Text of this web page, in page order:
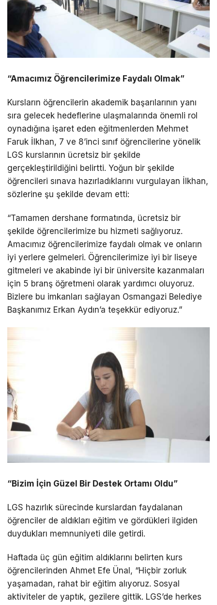
“Amacımız Öğrencilerimize Faydalı Olmak”
Kursların öğrencilerin akademik başarılarının yanı
sıra gelecek hedeflerine ulaşmalarında önemli rol
oynadığına işaret eden eğitmenlerden Mehmet
Faruk İlkhan, 7 ve 8’inci sınıf öğrencilerine yönelik
LGS kurslarının ücretsiz bir şekilde
gerçekleştirildiğini belirtti. Yoğun bir şekilde
öğrencileri sınava hazırladıklarını vurgulayan İlkhan,
sözlerine şu şekilde devam etti:
“Tamamen dershane formatında, ücretsiz bir
şekilde öğrencilerimize bu hizmeti sağlıyoruz.
Amacımız öğrencilerimize faydalı olmak ve onların
iyi yerlere gelmeleri. Öğrencilerimize iyi bir liseye
gitmeleri ve akabinde iyi bir üniversite kazanmaları
için 5 branş öğretmeni olarak yardımcı oluyoruz.
Bizlere bu imkanları sağlayan Osmangazi Belediye
Başkanımız Erkan Aydın’a teşekkür ediyoruz.”
“Bizim İçin Güzel Bir Destek Ortamı Oldu”
LGS hazırlık sürecinde kurslardan faydalanan
öğrenciler de aldıkları eğitim ve gördükleri ilgiden
duydukları memnuniyeti dile getirdi.
Haftada üç gün eğitim aldıklarını belirten kurs
öğrencilerinden Ahmet Efe Ünal, “Hiçbir zorluk
yaşamadan, rahat bir eğitim alıyoruz. Sosyal
aktiviteler de yaptık, gezilere gittik. LGS’de herkes